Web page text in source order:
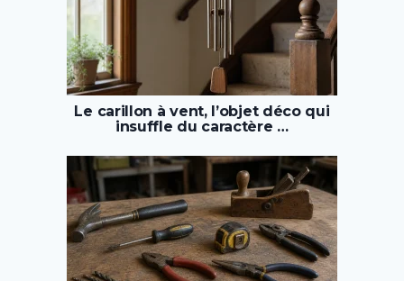
Le carillon à vent, l’objet déco qui
insuffle du caractère …